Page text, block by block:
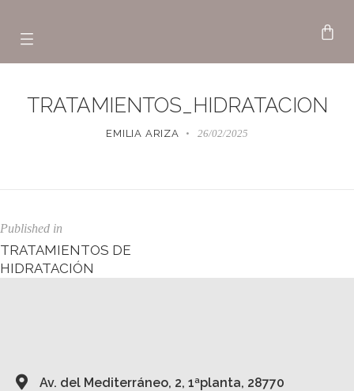
TRATAMIENTOS_HIDRATACION
EMILIA ARIZA 26/02/2025
Published in
TRATAMIENTOS DE
HIDRATACIÓN
Av. del Mediterráneo, 2, 1ªplanta, 28770